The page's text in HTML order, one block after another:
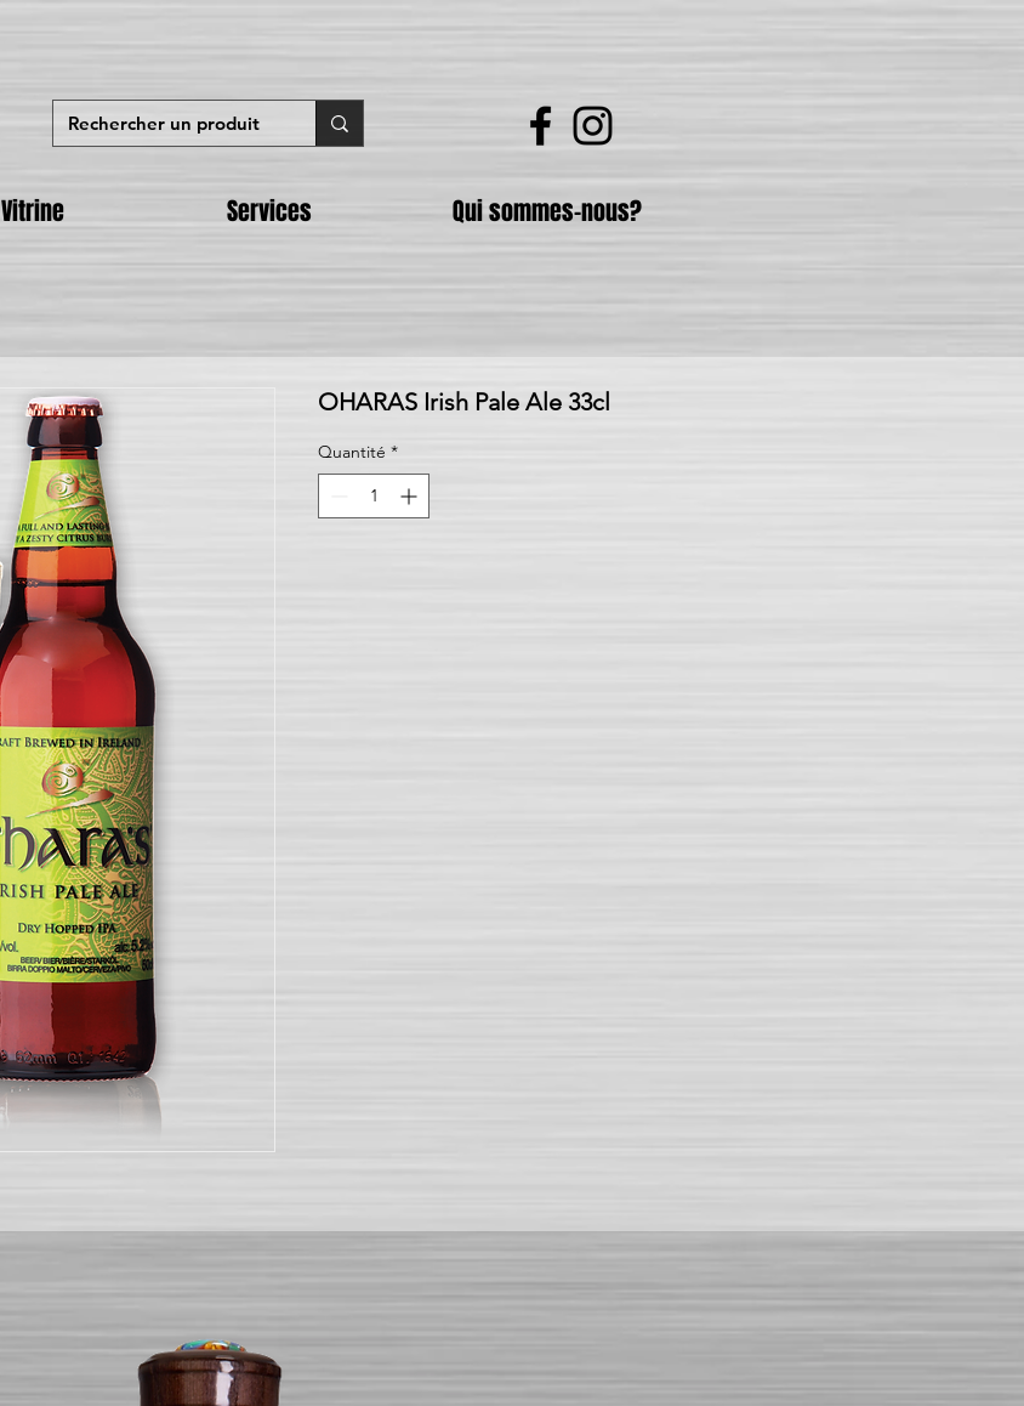
Vitrine Services Qui sommes-nous?
OHARAS Irish Pale Ale 33cl
Quantité *